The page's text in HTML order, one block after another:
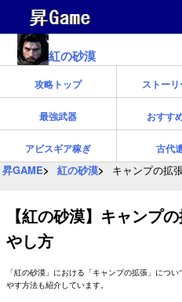
紅の砂漠
攻略トップ ストー
最強武器 おすす
アビスギア稼ぎ 古代
昇GAME 紅の砂漠 キャンプの拡
【紅の砂漠】キャンプ
やし方
「紅の砂漠」における「キャンプの拡張」につ
やす方法も紹介しています。